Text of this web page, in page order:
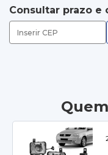
Consultar prazo